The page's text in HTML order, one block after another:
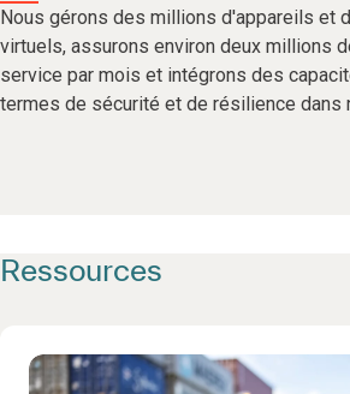
Nous gérons des millions d'appareils et
virtuels, assurons environ deux millions
service par mois et intégrons des
termes de sécurité et de résilience dans
Ressources